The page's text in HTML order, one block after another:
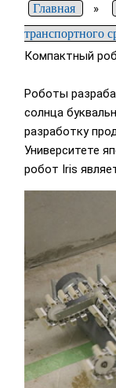
Главная »
транспортного
Компактный
Роботы
солнца
разработку
Университете
робот Iris